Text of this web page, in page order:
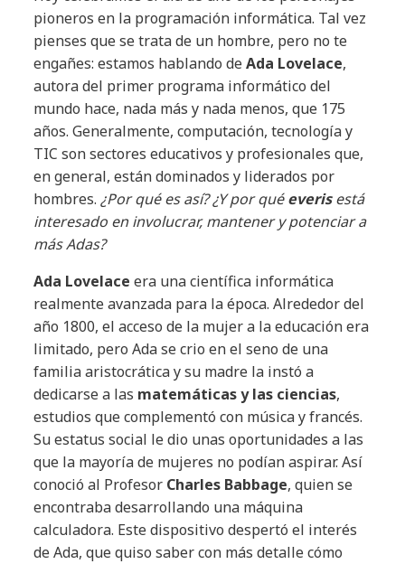
pioneros en la programación informática. Tal vez
pienses que se trata de un hombre, pero no te
engañes: estamos hablando deAda Lovelace,
autora del primer programa informático del
mundo hace, nada más y nada menos, que 175
años. Generalmente, computación, tecnología y
TIC son sectores educativos y profesionales que,
en general, están dominados y liderados por
hombres.¿Por qué es así? ¿Y por quéeverisestá
interesado en involucrar, mantener y potenciar a
más Adas?
Ada Lovelace era una científica informática
realmente avanzada para la época. Alrededor del
año 1800, el acceso de la mujer a la educación era
limitado, pero Ada se crio en el seno de una
familia aristocrática y su madre la instó a
dedicarse a las matemáticas y las ciencias,
estudios que complementó con música y francés.
Su estatus social le dio unas oportunidades a las
que la mayoría de mujeres no podían aspirar. Así
conoció al Profesor Charles Babbage, quien se
encontraba desarrollando una máquina
calculadora. Este dispositivo despertó el interés
de Ada, que quiso saber con más detalle cómo